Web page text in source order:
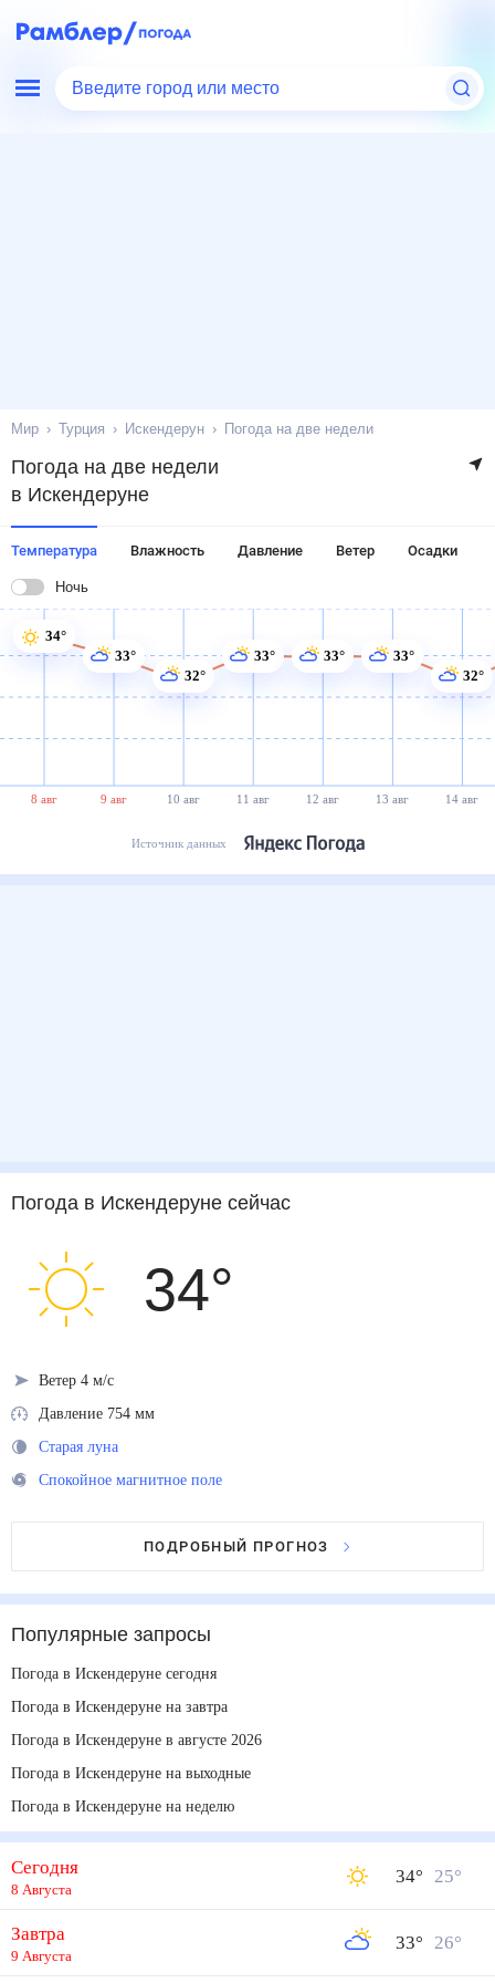
Введите город или место
Мир Турция Искендерун Погода на две недели
Погода на две недели
в Искендеруне
Температура Влажность Давление Ветер Осадки
Ночь
8 авг 9 авг 10 авг 11 авг 12 авг 13 авг 14 авг
34°
33°
32°
33° 33°
33°
32°
Источник данных
Погода в Искендеруне сейчас
34°
Ветер 4 м/с
Давление 754 мм
Старая луна
Спокойное магнитное поле
ПОДРОБНЫЙ ПРОГНОЗ
Популярные запросы
Погода в Искендеруне сегодня
Погода в Искендеруне на завтра
Погода в Искендеруне в августе 2026
Погода в Искендеруне на выходные
Погода в Искендеруне на неделю
Сегодня
8 Августа
34° 25°
Завтра
9 Августа
33° 26°